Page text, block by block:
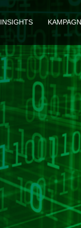
INSIGHTS